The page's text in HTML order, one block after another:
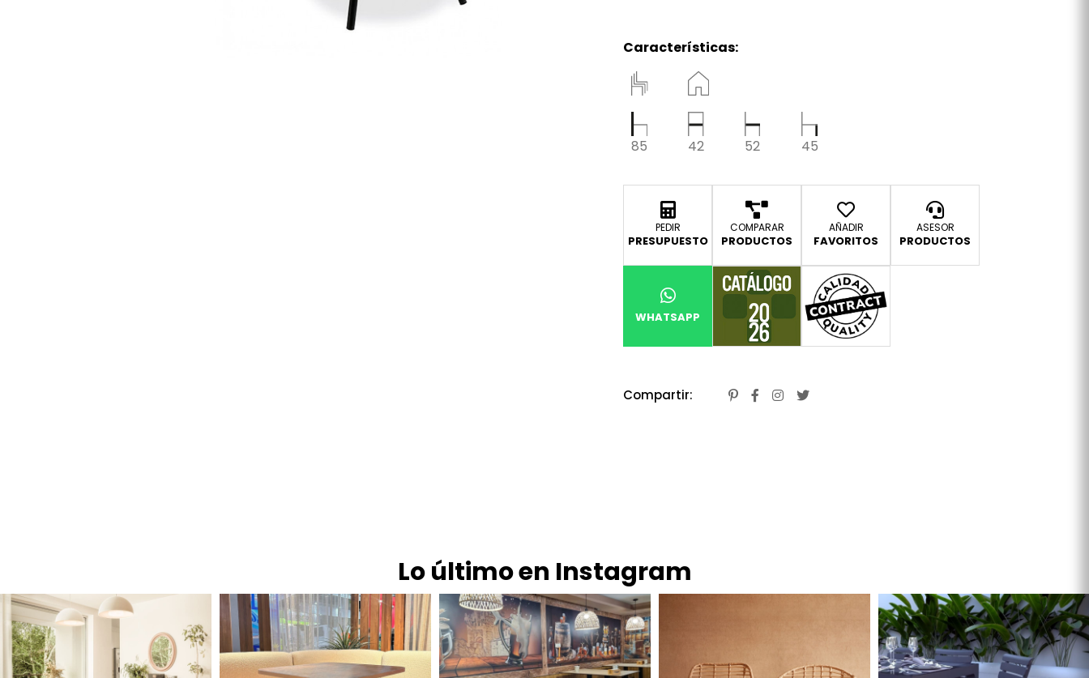
Características:
85 42 52 45
PEDIR
PRESUPUESTO
COMPARAR
PRODUCTOS
AÑADIR
FAVORITOS
ASESOR
PRODUCTOS
WHATSAPP
Compartir:
Lo último en Instagram